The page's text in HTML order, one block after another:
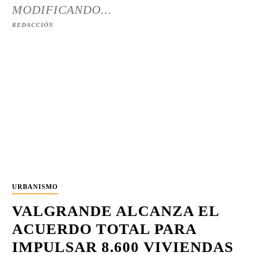
MODIFICANDO...
REDACCIÓN
URBANISMO
VALGRANDE ALCANZA EL
ACUERDO TOTAL PARA
IMPULSAR 8.600 VIVIENDAS